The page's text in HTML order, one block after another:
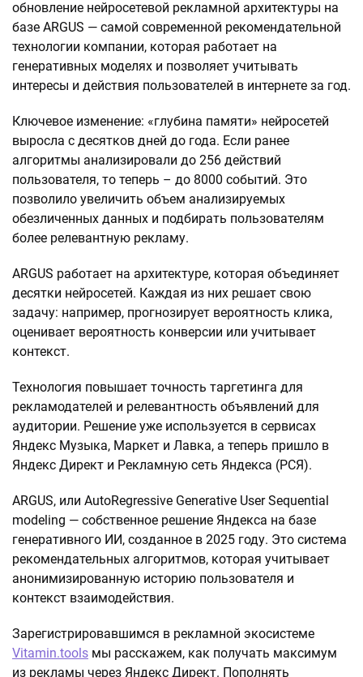
обновление нейросетевой рекламной архитектуры на
базе ARGUS — самой современной рекомендательной
технологии компании, которая работает на
генеративных моделях и позволяет учитывать
интересы и действия пользователей в интернете за год.
Ключевое изменение: «глубина памяти» нейросетей
выросла с десятков дней до года. Если ранее
алгоритмы анализировали до 256 действий
пользователя, то теперь – до 8000 событий. Это
позволило увеличить объем анализируемых
обезличенных данных и подбирать пользователям
более релевантную рекламу.
ARGUS работает на архитектуре, которая объединяет
десятки нейросетей. Каждая из них решает свою
задачу: например, прогнозирует вероятность клика,
оценивает вероятность конверсии или учитывает
контекст.
Технология повышает точность таргетинга для
рекламодателей и релевантность объявлений для
аудитории. Решение уже используется в сервисах
Яндекс Музыка, Маркет и Лавка, а теперь пришло в
Яндекс Директ и Рекламную сеть Яндекса (РСЯ).
ARGUS, или AutoRegressive Generative User Sequential
modeling — собственное решение Яндекса на базе
генеративного ИИ, созданное в 2025 году. Это система
рекомендательных алгоритмов, которая учитывает
анонимизированную историю пользователя и
контекст взаимодействия.
Зарегистрировавшимся в рекламной экосистеме
Vitamin.tools мы расскажем, как получать максимум
из рекламы через Яндекс Директ. Пополнять